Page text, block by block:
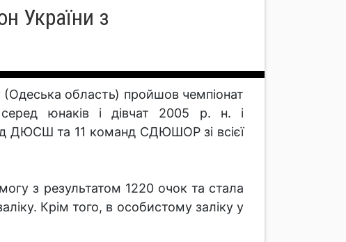
України з
область) пройшов чемпіонат
серед юнаків і дівчат 2005 р. н. і
ДЮСШ та 11 команд СДЮШОР зі всієї
з результатом 1220 очок та стала
Крім того, в особистому заліку у